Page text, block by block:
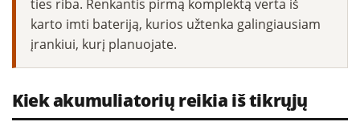
ties riba. Renkantis pirmą komplektą verta iš
karto imti bateriją, kurios užtenka galingiausiam
įrankiui, kurį planuojate.
Kiek akumuliatorių reikia iš tikrųjų